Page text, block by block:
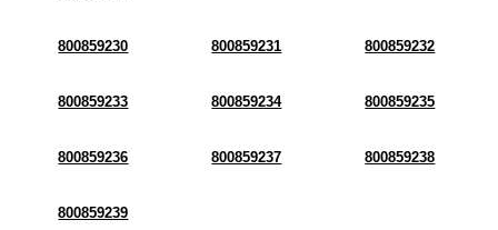
800859230 800859231 800859232
800859233 800859234 800859235
800859236 800859237 800859238
800859239